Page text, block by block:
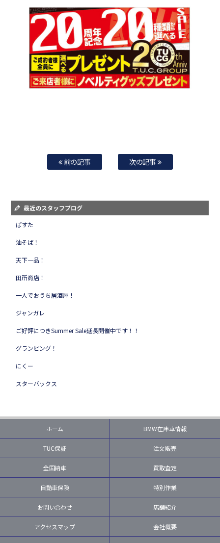
前の記事 次の記事
最近のスタッフブログ
ぱすた
油そば！
天下一品！
田所商店！
一人でおうち居酒屋！
ジャンガレ
ご好評につきSummer Sale延長開催中です！！
グランピング！
にくー
スターバックス
ホーム BMW在庫車情報
TUC保証 注文販売
全国納車 買取査定
自動車保険 特別作業
お問い合わせ 店舗紹介
アクセスマップ 会社概要